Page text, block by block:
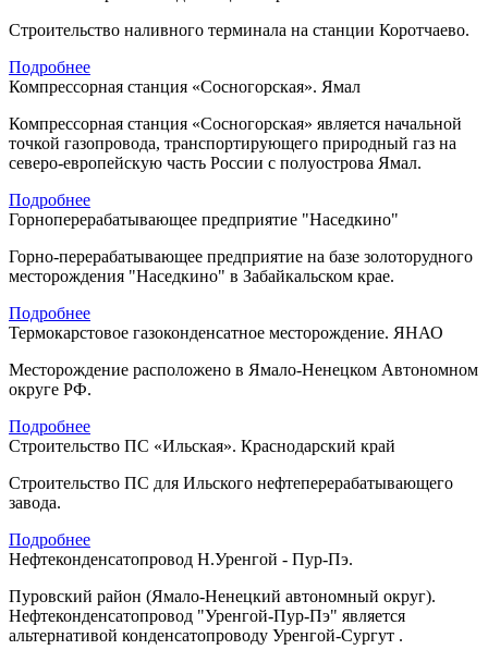
Строительство наливного терминала на станции Коротчаево.
Подробнее
Компрессорная станция «Сосногорская». Ямал
Компрессорная станция «Сосногорская» является начальной
точкой газопровода, транспортирующего природный газ на
северо-европейскую часть России с полуострова Ямал.
Подробнее
Горноперерабатывающее предприятие "Наседкино"
Горно-перерабатывающее предприятие на базе золоторудного
месторождения "Наседкино" в Забайкальском крае.
Подробнее
Термокарстовое газоконденсатное месторождение. ЯНАО
Месторождение расположено в Ямало-Ненецком Автономном
округе РФ.
Подробнее
Строительство ПС «Ильская». Краснодарский край
Строительство ПС для Ильского нефтеперерабатывающего
завода.
Подробнее
Нефтеконденсатопровод Н.Уренгой - Пур-Пэ.
Пуровский район (Ямало-Ненецкий автономный округ).
Нефтеконденсатопровод "Уренгой-Пур-Пэ" является
альтернативой конденсатопроводу Уренгой-Сургут .